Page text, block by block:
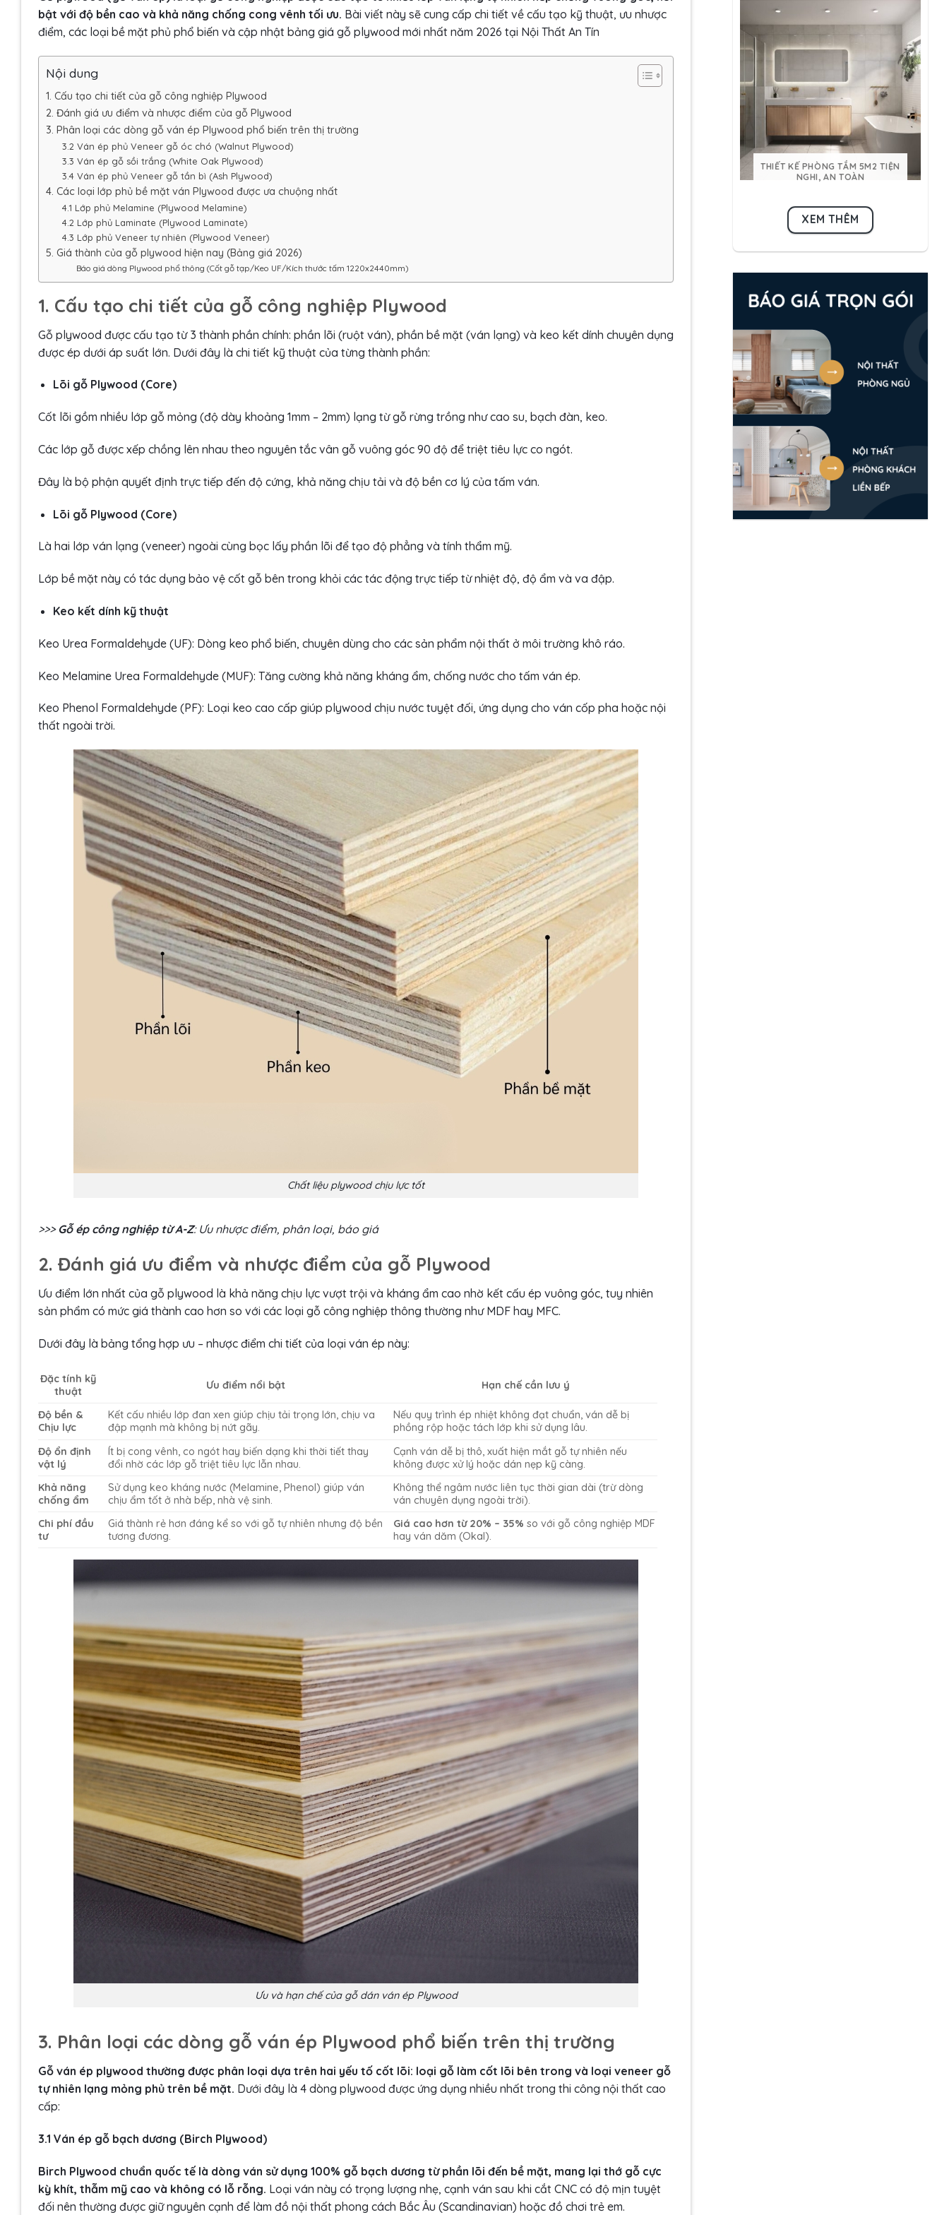
bật với độ bền cao và khả năng chống cong vênh tối ưu. Bài viết này sẽ cung cấp chi tiết về cấu tạo kỹ thuật, ưu nhược
điểm, các loại bề mặt phủ phổ biến và cập nhật bảng giá gỗ plywood mới nhất năm 2026 tại Nội Thất An Tín
Nội dung
1. Cấu tạo chi tiết của gỗ công nghiệp Plywood
2. Đánh giá ưu điểm và nhược điểm của gỗ Plywood
3. Phân loại các dòng gỗ ván ép Plywood phổ biến trên thị trường
3.2 Ván ép phủ Veneer gỗ óc chó (Walnut Plywood)
3.3 Ván ép gỗ sồi trắng (White Oak Plywood)
3.4 Ván ép phủ Veneer gỗ tần bì (Ash Plywood)
4. Các loại lớp phủ bề mặt ván Plywood được ưa chuộng nhất
4.1 Lớp phủ Melamine (Plywood Melamine)
4.2 Lớp phủ Laminate (Plywood Laminate)
4.3 Lớp phủ Veneer tự nhiên (Plywood Veneer)
5. Giá thành của gỗ plywood hiện nay (Bảng giá 2026)
Báo giá dòng Plywood phổ thông (Cốt gỗ tạp/Keo UF/Kích thước tấm 1220x2440mm)
1. Cấu tạo chi tiết của gỗ công nghiệp Plywood
Gỗ plywood được cấu tạo từ 3 thành phần chính: phần lõi (ruột ván), phần bề mặt (ván lạng) và keo kết dính chuyên dụng
được ép dưới áp suất lớn. Dưới đây là chi tiết kỹ thuật của từng thành phần:
Lõi gỗ Plywood (Core)
Cốt lõi gồm nhiều lớp gỗ mỏng (độ dày khoảng 1mm – 2mm) lạng từ gỗ rừng trồng như cao su, bạch đàn, keo.
Các lớp gỗ được xếp chồng lên nhau theo nguyên tắc vân gỗ vuông góc 90 độ để triệt tiêu lực co ngót.
Đây là bộ phận quyết định trực tiếp đến độ cứng, khả năng chịu tải và độ bền cơ lý của tấm ván.
Lõi gỗ Plywood (Core)
Là hai lớp ván lạng (veneer) ngoài cùng bọc lấy phần lõi để tạo độ phẳng và tính thẩm mỹ.
Lớp bề mặt này có tác dụng bảo vệ cốt gỗ bên trong khỏi các tác động trực tiếp từ nhiệt độ, độ ẩm và va đập.
Keo kết dính kỹ thuật
Keo Urea Formaldehyde (UF): Dòng keo phổ biến, chuyên dùng cho các sản phẩm nội thất ở môi trường khô ráo.
Keo Melamine Urea Formaldehyde (MUF): Tăng cường khả năng kháng ẩm, chống nước cho tấm ván ép.
Keo Phenol Formaldehyde (PF): Loại keo cao cấp giúp plywood chịu nước tuyệt đối, ứng dụng cho ván cốp pha hoặc nội
thất ngoài trời.
Chất liệu plywood chịu lực tốt
>>> Gỗ ép công nghiệp từ A-Z: Ưu nhược điểm, phân loại, báo giá
2. Đánh giá ưu điểm và nhược điểm của gỗ Plywood
Ưu điểm lớn nhất của gỗ plywood là khả năng chịu lực vượt trội và kháng ẩm cao nhờ kết cấu ép vuông góc, tuy nhiên
sản phẩm có mức giá thành cao hơn so với các loại gỗ công nghiệp thông thường như MDF hay MFC.
Dưới đây là bảng tổng hợp ưu – nhược điểm chi tiết của loại ván ép này:
Đặc tính kỹ
thuật
Ưu điểm nổi bật Hạn chế cần lưu ý
Độ bền &
Chịu lực
Kết cấu nhiều lớp đan xen giúp chịu tải trọng lớn, chịu va
đập mạnh mà không bị nứt gãy.
Nếu quy trình ép nhiệt không đạt chuẩn, ván dễ bị
phồng rộp hoặc tách lớp khi sử dụng lâu.
Độ ổn định
vật lý
Ít bị cong vênh, co ngót hay biến dạng khi thời tiết thay
đổi nhờ các lớp gỗ triệt tiêu lực lẫn nhau.
Cạnh ván dễ bị thô, xuất hiện mắt gỗ tự nhiên nếu
không được xử lý hoặc dán nẹp kỹ càng.
Khả năng
chống ẩm
Sử dụng keo kháng nước (Melamine, Phenol) giúp ván
chịu ẩm tốt ở nhà bếp, nhà vệ sinh.
Không thể ngâm nước liên tục thời gian dài (trừ dòng
ván chuyên dụng ngoài trời).
Chi phí đầu
tư
Giá thành rẻ hơn đáng kể so với gỗ tự nhiên nhưng độ bền
tương đương.
Giá cao hơn từ 20% – 35% so với gỗ công nghiệp MDF
hay ván dăm (Okal).
Ưu và hạn chế của gỗ dán ván ép Plywood
3. Phân loại các dòng gỗ ván ép Plywood phổ biến trên thị trường
Gỗ ván ép plywood thường được phân loại dựa trên hai yếu tố cốt lõi: loại gỗ làm cốt lõi bên trong và loại veneer gỗ
tự nhiên lạng mỏng phủ trên bề mặt. Dưới đây là 4 dòng plywood được ứng dụng nhiều nhất trong thi công nội thất cao
cấp:
3.1 Ván ép gỗ bạch dương (Birch Plywood)
Birch Plywood chuẩn quốc tế là dòng ván sử dụng 100% gỗ bạch dương từ phần lõi đến bề mặt, mang lại thớ gỗ cực
kỳ khít, thẫm mỹ cao và không có lỗ rỗng. Loại ván này có trọng lượng nhẹ, cạnh ván sau khi cắt CNC có độ mịn tuyệt
đối nên thường được giữ nguyên cạnh để làm đồ nội thất phong cách Bắc Âu (Scandinavian) hoặc đồ chơi trẻ em.
THIẾT KẾ PHÒNG TẮM 5M2 TIỆN
NGHI, AN TOÀN
XEM THÊM